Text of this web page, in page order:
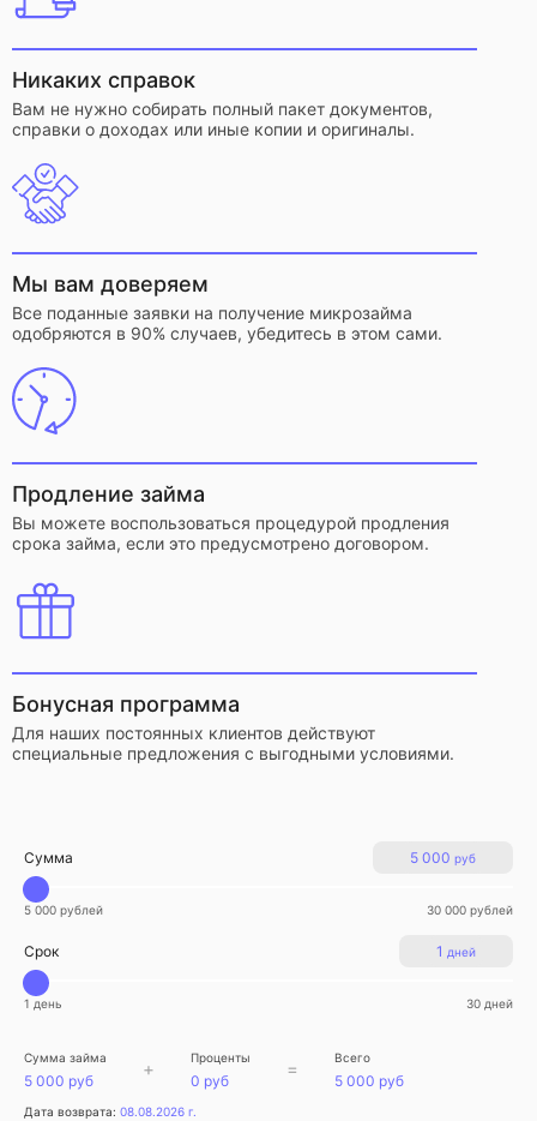
Никаких справок
Вам не нужно собирать полный пакет документов,
справки о доходах или иные копии и оригиналы.
Мы вам доверяем
Все поданные заявки на получение микрозайма
одобряются в 90% случаев, убедитесь в этом сами.
Продление займа
Вы можете воспользоваться процедурой продления
срока займа, если это предусмотрено договором.
Бонусная программа
Для наших постоянных клиентов действуют
специальные предложения с выгодными условиями.
5 000 руб
Сумма
5 000 рублей 30 000 рублей
1 дней
Срок
1 день 30 дней
Сумма займа
5 000 руб
+ Проценты
0 руб
= Всего
5 000 руб
Дата возврата: 08.08.2026 г.